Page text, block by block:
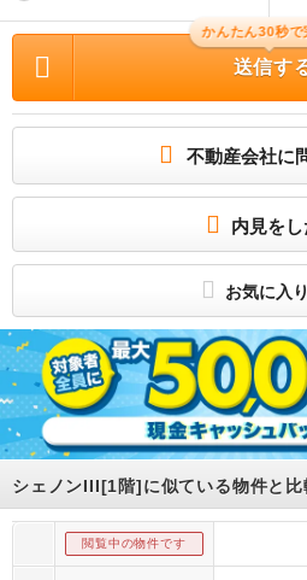
損害保険料 : 要 / その他 : 退去時クリーニング
貸主インボイス登録なし/更新事務手数料
円/鍵セット費3300円 保証会社利用必 契約時保
証委託料：賃料総額の２．２％又は５．５％ /
お部屋さがしはいい部屋ネットの大東建託で！
ているため、家で何時間も待機する必要があり
所属団体
（公社）首都圏不動産公正取引協議会加
かんたん30秒で
送信す
不動産会社に
内見を
お気に入
シェノンIII[1階]に似ている物件と比
閲覧中の物件です